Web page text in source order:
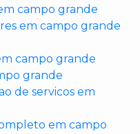
campo grande
em campo grande
campo grande
grande
de servicos em
em campo